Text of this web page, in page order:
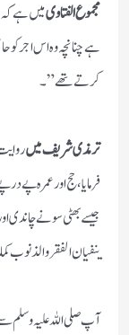
مجموع الفتاویمیں ہے کہ”
ہے چنانچہ وہ اس اجر
کرتے تھے”۔
ترمذی شریف میں
فرمایا، حج اورعمر ہ پے
جیسے بھٹی سونے چا ندی
ینفیان الفقر والذنوب
آپ صلی اللہ علیہ وسلم